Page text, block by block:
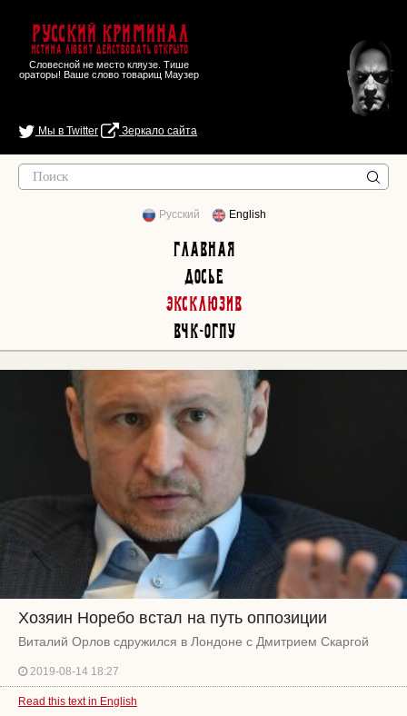
Русский Криминал
Истина любит действовать открыто
Словесной не место кляузе. Тише
ораторы! Ваше слово товарищ Маузер
Мы в Twitter Зеркало сайта
Русский English
Главная
Досье
Эксклюзив
ВЧК-ОГПУ
Хозяин Норебо встал на путь оппозиции
Виталий Орлов сдружился в Лондоне с Дмитрием Скаргой
2019-08-14 18:27
Read this text in English